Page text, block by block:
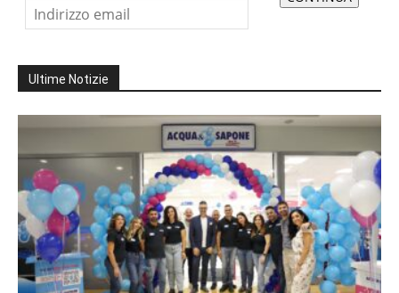
Ultime Notizie